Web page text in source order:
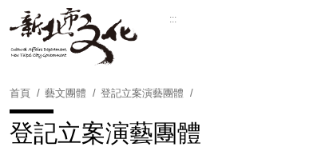
:::
首頁 藝文團體 登記立案演藝團體
登記立案演藝團體